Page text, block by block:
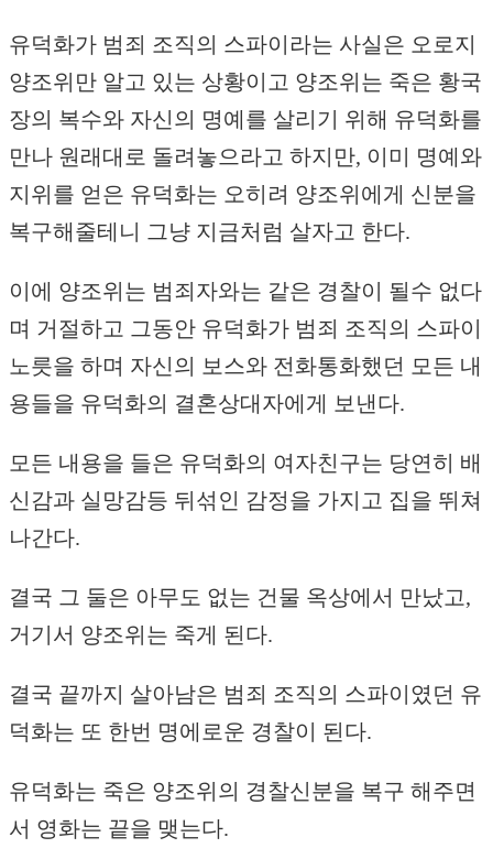
유덕화가 범죄 조직의 스파이라는 사실은 오로지
양조위만 알고 있는 상황이고 양조위는 죽은 황국
장의 복수와 자신의 명예를 살리기 위해 유덕화를
만나 원래대로 돌려놓으라고 하지만, 이미 명예와
지위를 얻은 유덕화는 오히려 양조위에게 신분을
복구해줄테니 그냥 지금처럼 살자고 한다.
이에 양조위는 범죄자와는 같은 경찰이 될수 없다
며 거절하고 그동안 유덕화가 범죄 조직의 스파이
노릇을 하며 자신의 보스와 전화통화했던 모든 내
용들을 유덕화의 결혼상대자에게 보낸다.
모든 내용을 들은 유덕화의 여자친구는 당연히 배
신감과 실망감등 뒤섞인 감정을 가지고 집을 뛰쳐
나간다.
결국 그 둘은 아무도 없는 건물 옥상에서 만났고,
거기서 양조위는 죽게 된다.
결국 끝까지 살아남은 범죄 조직의 스파이였던 유
덕화는 또 한번 명에로운 경찰이 된다.
유덕화는 죽은 양조위의 경찰신분을 복구 해주면
서 영화는 끝을 맺는다.